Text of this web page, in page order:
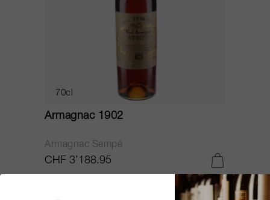
70cl
Armagnac 1902
Armagnac Sempé
CHF 3’188.95